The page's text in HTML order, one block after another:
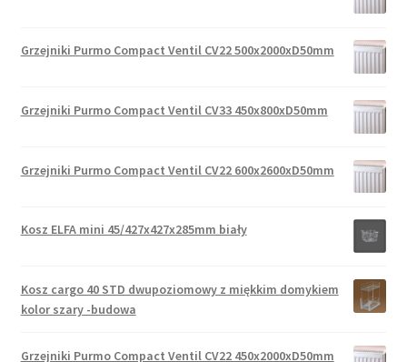
Grzejniki Purmo Compact Ventil CV22 500x2000xD50mm
Grzejniki Purmo Compact Ventil CV33 450x800xD50mm
Grzejniki Purmo Compact Ventil CV22 600x2600xD50mm
Kosz ELFA mini 45/427x427x285mm biały
Kosz cargo 40 STD dwupoziomowy z miękkim domykiem
kolor szary -budowa
Grzejniki Purmo Compact Ventil CV22 450x2000xD50mm